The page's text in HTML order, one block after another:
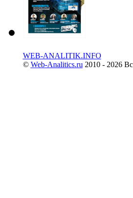
WEB-ANALITIK.INFO
© Web-Analitics.ru 2010 - 2026